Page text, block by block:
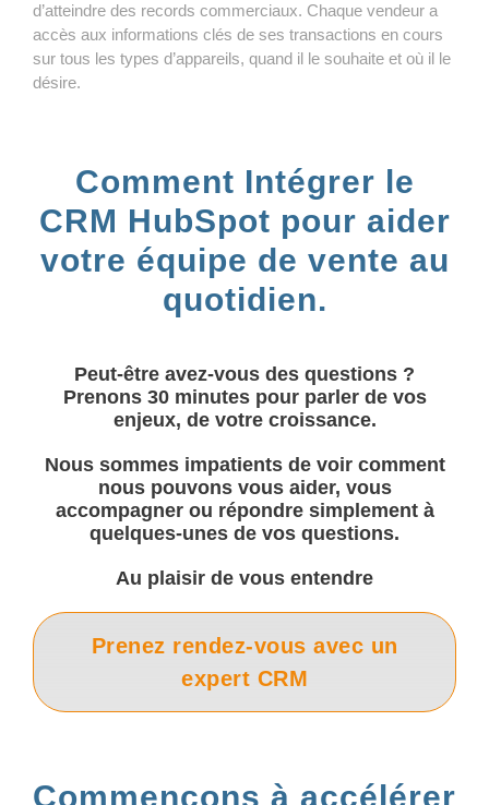
d’atteindre des records commerciaux. Chaque vendeur a
accès aux informations clés de ses transactions en cours
sur tous les types d’appareils, quand il le souhaite et où il le
désire.
Comment Intégrer le
CRM HubSpot pour aider
votre équipe de vente au
quotidien.
Peut-être avez-vous des questions ?
Prenons 30 minutes pour parler de vos
enjeux, de votre croissance.
Nous sommes impatients de voir comment
nous pouvons vous aider, vous
accompagner ou répondre simplement à
quelques-unes de vos questions.
Au plaisir de vous entendre
Prenez rendez-vous avec un
expert CRM
Commençons à accélérer